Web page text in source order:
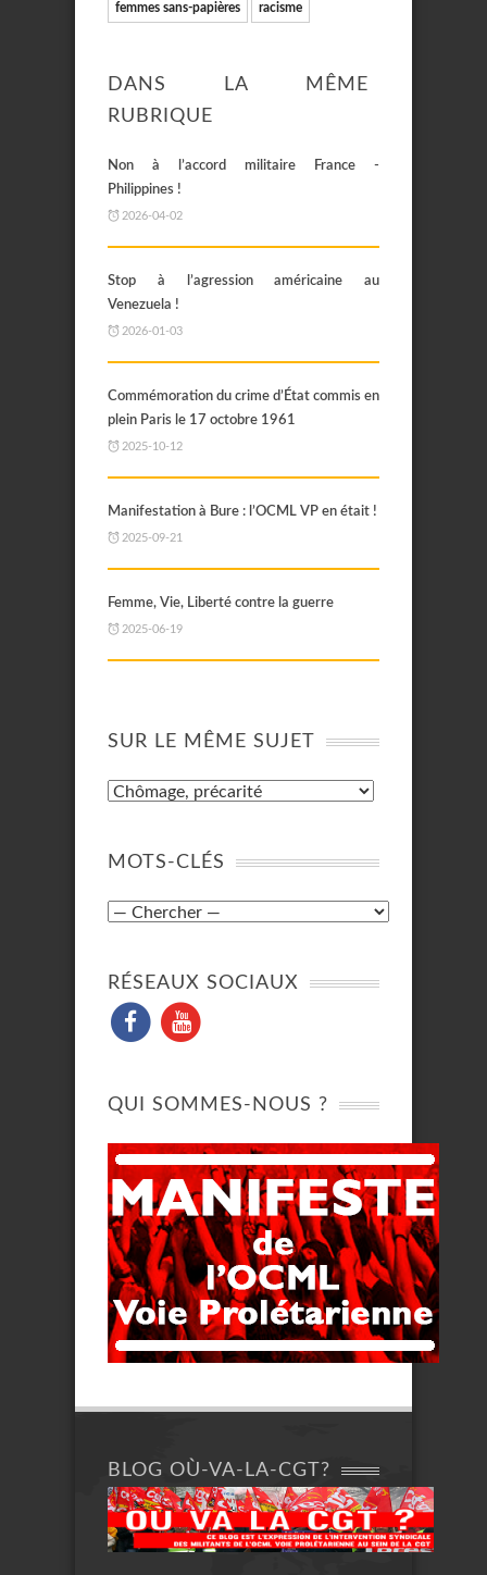
femmes sans-papières racisme
DANS LA MÊME
RUBRIQUE
Non à l’accord militaire France -
Philippines !
2026-04-02
Stop à l’agression américaine au
Venezuela !
2026-01-03
Commémoration du crime d’État commis en
plein Paris le 17 octobre 1961
2025-10-12
Manifestation à Bure : l’OCML VP en était !
2025-09-21
Femme, Vie, Liberté contre la guerre
2025-06-19
SUR LE MÊME SUJET
MOTS-CLÉS
RÉSEAUX SOCIAUX
QUI SOMMES-NOUS ?
BLOG OÙ-VA-LA-CGT?